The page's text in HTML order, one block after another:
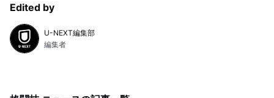
Edited by
U-NEXT編集部
編集者